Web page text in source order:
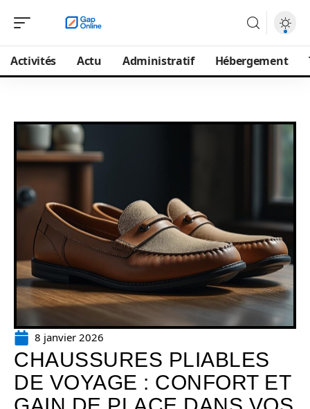
Activités Actu Administratif Hébergement
8 janvier 2026
CHAUSSURES PLIABLES
DE VOYAGE : CONFORT ET